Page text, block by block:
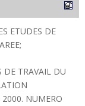
ETUDES DE
DE TRAVAIL DU
2000. NUMERO